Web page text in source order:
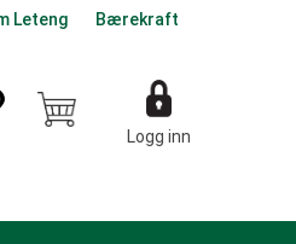
Leteng Bærekraft
Logg inn